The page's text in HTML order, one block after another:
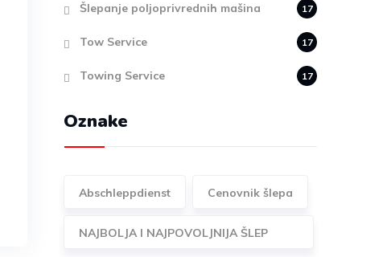
Šlepanje poljoprivrednih mašina 17
Tow Service 17
Towing Service 17
Oznake
Abschleppdienst Cenovnik šlepa
NAJBOLJA I NAJPOVOLJNIJA ŠLEP